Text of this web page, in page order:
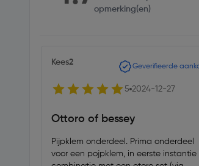
opmerking(en)
Kees2 Geverifieerde
5 2024-12-27
Ottoro of bessey
Pijpklem onderdeel. Prima onderdeel
voor een pojpklem, in eerste instantie